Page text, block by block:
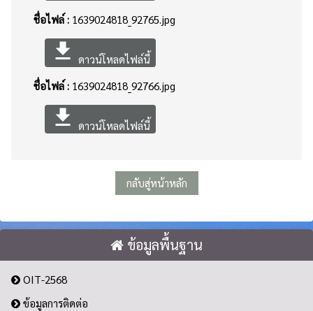
ชื่อไฟล์ : 1639024818_92765.jpg
file_download ดาวน์โหลดไฟล์นี้
ชื่อไฟล์ : 1639024818_92766.jpg
file_download ดาวน์โหลดไฟล์นี้
กลับสู่หน้าหลัก
ข้อมูลพื้นฐาน
OIT-2568
ข้อมูลการติดต่อ